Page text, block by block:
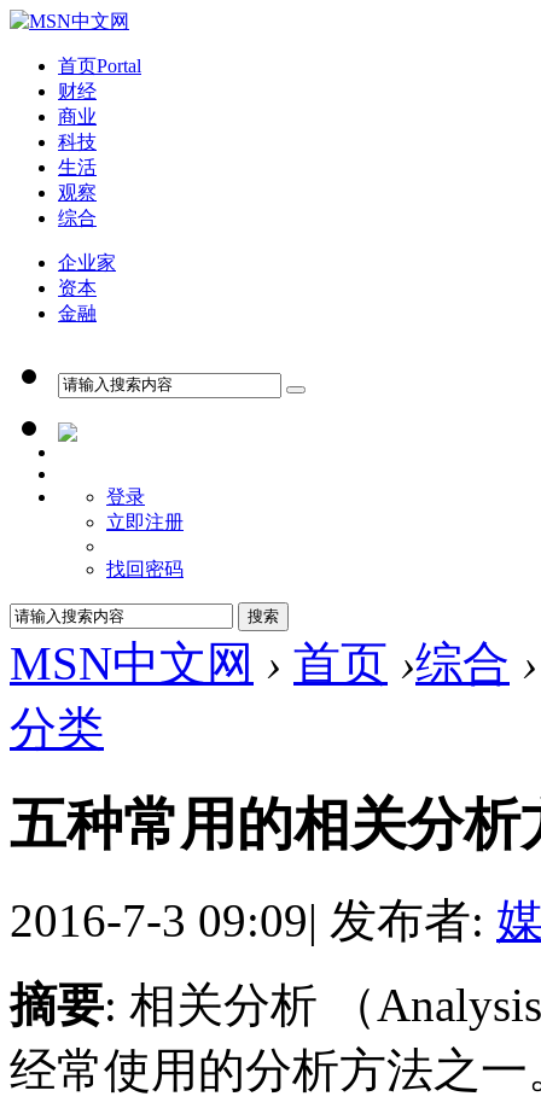
首页Portal
财经
商业
科技
生活
观察
综合
企业家
资本
金融
登录
立即注册
找回密码
MSN中文网 › 首页 ›综合 ›
分类
五种常用的相关分析
2016-7-3 09:09| 发布者:
摘要: 相关分析 （
经常使用的分析方法之